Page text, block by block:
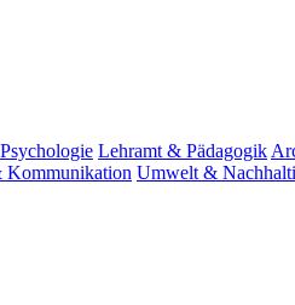
Psychologie Lehramt & Pädagogik
Kommunikation Umwelt &